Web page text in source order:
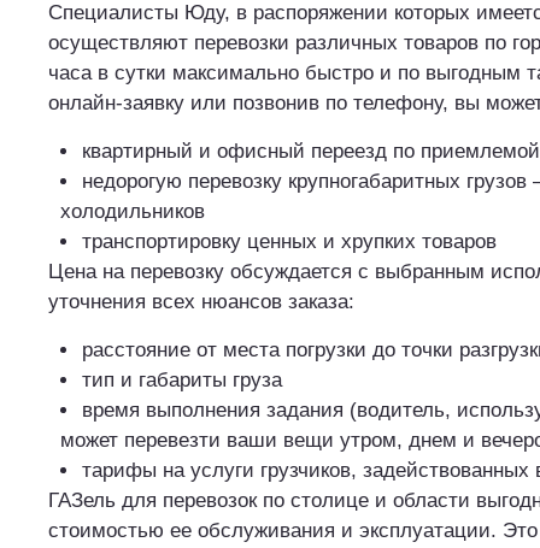
Специалисты Юду, в распоряжении которых
осуществляют перевозки различных товаров по
часа в сутки максимально быстро и по выгодным
онлайн-заявку или позвонив по телефону, вы
квартирный и офисный переезд по
недорогую перевозку крупногабаритных
холодильников
транспортировку ценных и хрупких товаров
Цена на перевозку обсуждается с выбранным
уточнения всех нюансов заказа:
расстояние от места погрузки до точки
тип и габариты груза
время выполнения задания (водитель,
может перевезти ваши вещи утром, днем и
тарифы на услуги грузчиков, задействованных
ГАЗель для перевозок по столице и области
стоимостью ее обслуживания и эксплуатации. Это